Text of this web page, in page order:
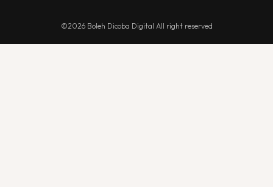
©2026 Boleh Dicoba Digital All right reserved